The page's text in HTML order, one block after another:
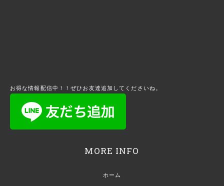
お得な情報配信中！！ぜひお友達追加してくださいね。
MORE INFO
ホーム